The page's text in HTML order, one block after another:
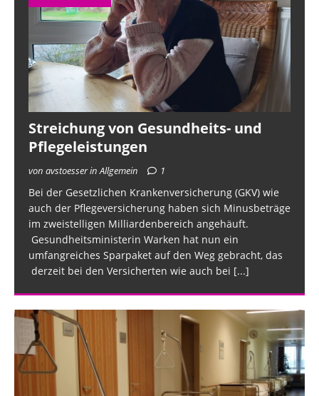
Streichung von Gesundheits- und
Pflegeleistungen
von avstoesser in Allgemein 1
Bei der Gesetzlichen Krankenversicherung (GKV) wie
auch der Pflegeversicherung haben sich Minusbeträge
im zweistelligen Milliardenbereich angehäuft.
Gesundheitsministerin Warken hat nun ein
umfangreiches Sparpaket auf den Weg gebracht, das
derzeit bei den Versicherten wie auch bei [...]